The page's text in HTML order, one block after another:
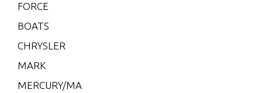
FORCE
BOATS
CHRYSLER
MARK
MERCURY/MA